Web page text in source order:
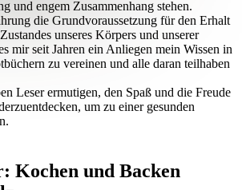
und engem Zusammenhang stehen.
die Grundvoraussetzung für den Erhalt
unseres Körpers und unserer
mir seit Jahren ein Anliegen mein Wissen in
zu vereinen und alle daran teilhaben
Leser ermutigen, den Spaß und die Freude
um zu einer gesunden
Kochen und Backen